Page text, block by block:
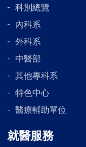
科別總覽
內科系
外科系
中醫部
其他專科系
特色中心
醫療輔助單位
就醫服務